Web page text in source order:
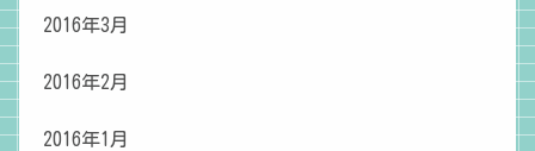
2016年3月
2016年2月
2016年1月